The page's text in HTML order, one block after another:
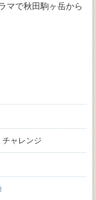
マで秋田駒ヶ岳から
チャレンジ